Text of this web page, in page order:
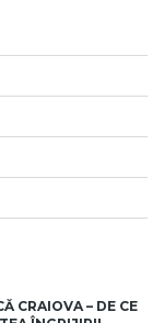
CRAIOVA – DE CE